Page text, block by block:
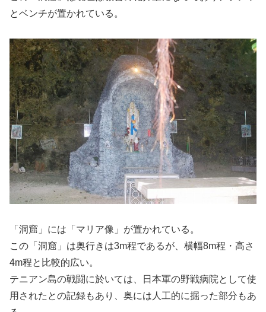
とベンチが置かれている。
「洞窟」には「マリア像」が置かれている。
この「洞窟」は奥行きは3m程であるが、横幅8m程・高さ
4m程と比較的広い。
テニアン島の戦闘に於いては、日本軍の野戦病院として使
用されたとの記録もあり、奥には人工的に掘った部分もあ